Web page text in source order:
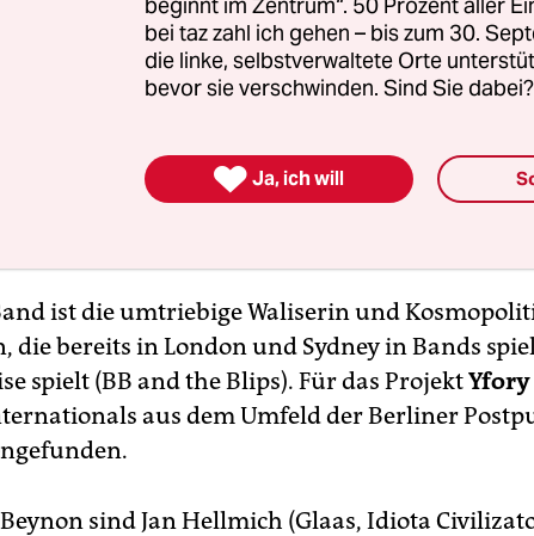
ist die umtriebige Waliserin und
die bereits in London und Sydney in Bands
spielt (BB and the Blips). Für das ProjektYfory
aus dem Umfeld der Berliner
sind Jan Hellmich (Glaas, Idiota
bei taz zahl ich gehen – bis zum 30.
die linke, selbstverwaltete Orte
bevor sie verschwinden. Sind Sie dabei?
 Ja, ich will